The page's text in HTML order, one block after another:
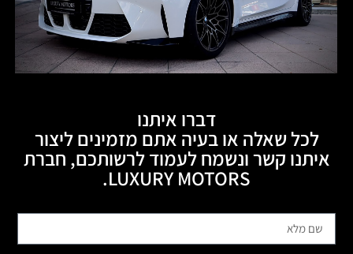
דברו איתנו
לכל שאלה או בעיה אתם מזמינים ליצור
איתנו קשר ונשמח לעמוד לרשותכם, חברת
LUXURY MOTORS.